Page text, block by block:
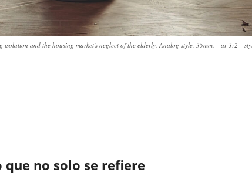
and the housing market's neglect of the elderly. Analog style, 35mm. --ar 3:2 --
que no solo se refiere